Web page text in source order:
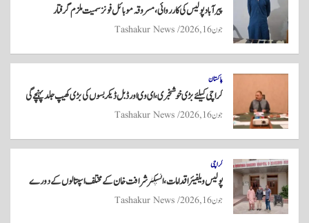
پیرآباد پولیس کی کارروائی، مسروقہ موبائل فونز سمیت ملزم گرفتار
جون 16, 2026 Tashakur News
پاکستان
کراچی کیلئے بڑی خوشخبری، ای وی اور ڈبل ڈیکر بسوں کی بڑی کھیپ جلد پہنچے گی
جون 16, 2026 Tashakur News
کراچی
پولیس ویلفیئر اقدامات، انسپکٹر شرافت خان کے مختلف اسپتالوں کے دورے
جون 16, 2026 Tashakur News